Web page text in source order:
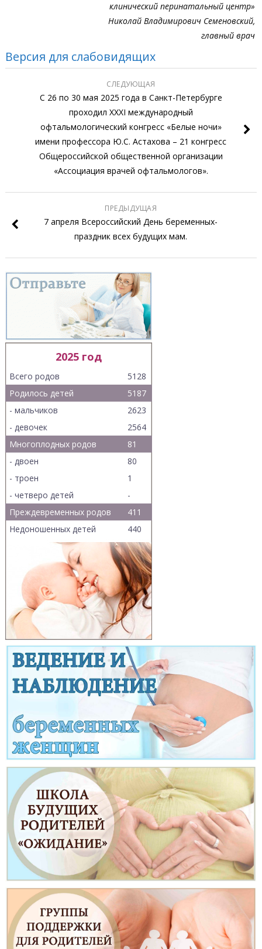
клинический перинатальный центр»
Николай Владимирович Семеновский,
главный врач
Версия для слабовидящих
СЛЕДУЮЩАЯ
С 26 по 30 мая 2025 года в Санкт-Петербурге
проходил XXXI международный
офтальмологический конгресс «Белые ночи»
имени профессора Ю.С. Астахова – 21 конгресс
Общероссийской общественной организации
«Ассоциация врачей офтальмологов».
ПРЕДЫДУЩАЯ
7 апреля Всероссийский День беременных-
праздник всех будущих мам.
2025 год
Всего родов
5128
Родилось детей
5187
- мальчиков
2623
- девочек
2564
Многоплодных родов
81
- двоен
80
- троен
1
- четверо детей
-
Преждевременных родов
411
Недоношенных детей
440